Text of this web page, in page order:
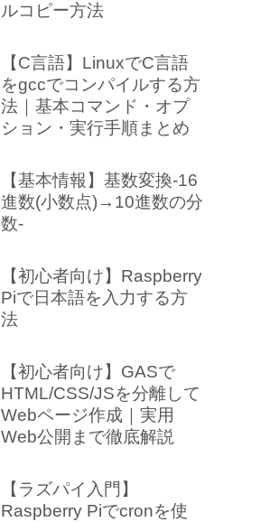
ルコピー方法
【C言語】LinuxでC言語
をgccでコンパイルする方
法｜基本コマンド・オプ
ション・実行手順まとめ
【基本情報】基数変換-16
進数(小数点)→10進数の分
数-
【初心者向け】Raspberry
Piで日本語を入力する方
法
【初心者向け】GASで
HTML/CSS/JSを分離して
Webページ作成｜実用
Web公開まで徹底解説
【ラズパイ入門】
Raspberry Piでcronを使